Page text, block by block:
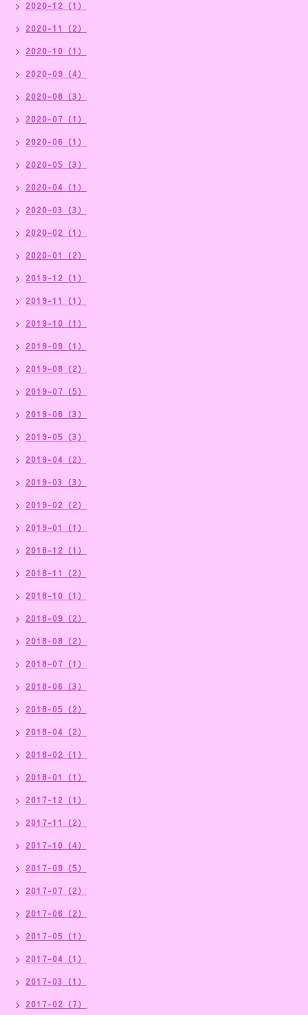
2020-12（1）
2020-11（2）
2020-10（1）
2020-09（4）
2020-08（3）
2020-07（1）
2020-06（1）
2020-05（3）
2020-04（1）
2020-03（3）
2020-02（1）
2020-01（2）
2019-12（1）
2019-11（1）
2019-10（1）
2019-09（1）
2019-08（2）
2019-07（5）
2019-06（3）
2019-05（3）
2019-04（2）
2019-03（3）
2019-02（2）
2019-01（1）
2018-12（1）
2018-11（2）
2018-10（1）
2018-09（2）
2018-08（2）
2018-07（1）
2018-06（3）
2018-05（2）
2018-04（2）
2018-02（1）
2018-01（1）
2017-12（1）
2017-11（2）
2017-10（4）
2017-09（5）
2017-07（2）
2017-06（2）
2017-05（1）
2017-04（1）
2017-03（1）
2017-02（7）